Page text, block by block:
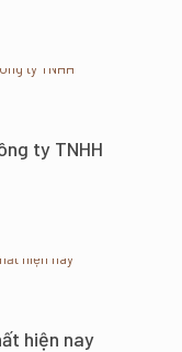
ty TNHH
hiện nay